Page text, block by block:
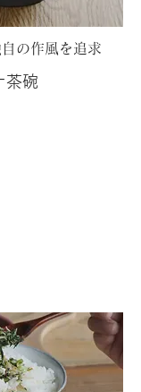
の作風を追求
茶碗